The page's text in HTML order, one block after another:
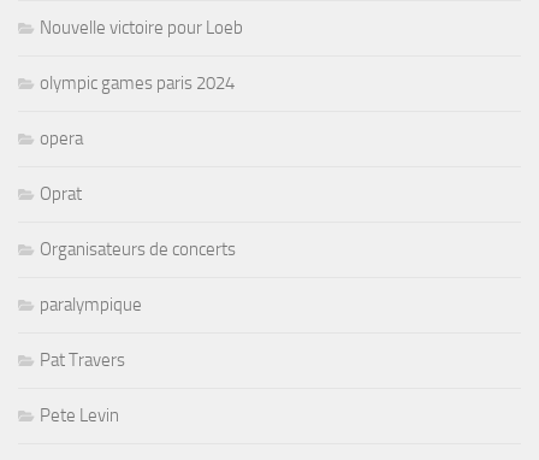
Nouvelle victoire pour Loeb
olympic games paris 2024
opera
Oprat
Organisateurs de concerts
paralympique
Pat Travers
Pete Levin